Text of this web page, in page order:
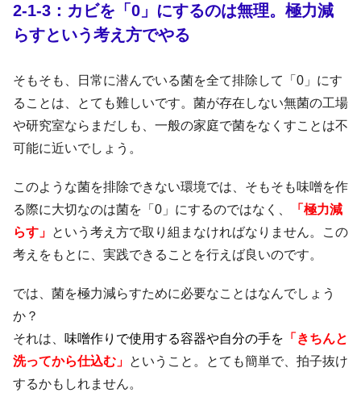
2-1-3：カビを「0」にするのは無理。極力減
らすという考え方でやる
そもそも、日常に潜んでいる菌を全て排除して「0」にす
ることは、とても難しいです。菌が存在しない無菌の工場
や研究室ならまだしも、一般の家庭で菌をなくすことは不
可能に近いでしょう。
このような菌を排除できない環境では、そもそも味噌を作
る際に大切なのは菌を「0」にするのではなく、
「極力減
らす」 という考え方で取り組まなければなりません。この
考えをもとに、実践できることを行えば良いのです。
では、菌を極力減らすために必要なことはなんでしょう
か？
それは、 味噌作りで使用する容器や自分の手を 「きちんと
洗ってから仕込む」 ということ。とても簡単で、拍子抜け
するかもしれません。